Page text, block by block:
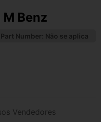
Benz
Part Number: Não se aplica
Vendedores